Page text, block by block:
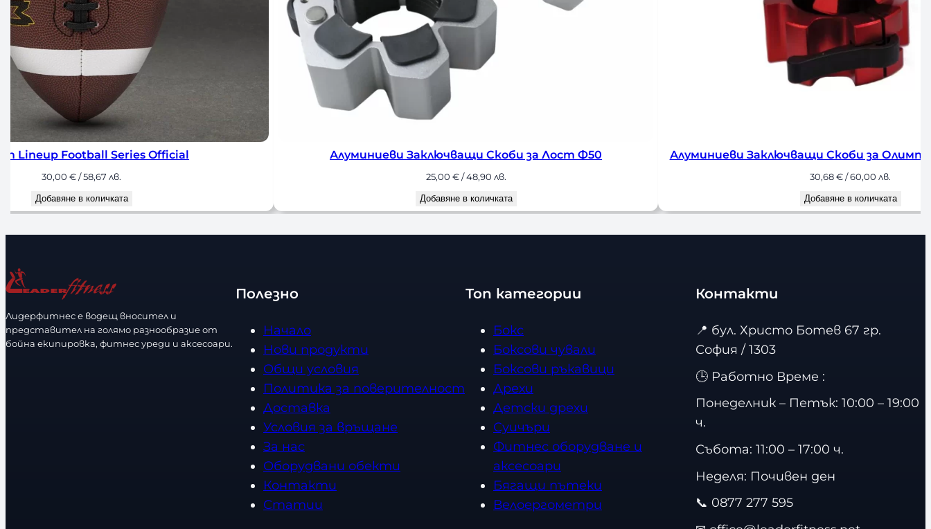
Алуминиеви Заключващи Скоби за Лост Ф50 Алуминиеви Заключващи Скоби за Олимпийски Лост 50 мм
Лидерфитнес е водещ вносител и
представител на голямо разнообразие от
бойна екипировка, фитнес уреди и аксесоари.
Полезно
Начало
Нови продукти
Общи условия
Политика за поверителност
Доставка
Условия за връщане
За нас
Оборудвани обекти
Контакти
Статии
Топ категории
Бокс
Боксови чували
Боксови ръкавици
Дрехи
Детски дрехи
Суичъри
Фитнес оборудване и
аксесоари
Бягащи пътеки
Велоергометри
Контакти
📍 бул. Христо Ботев 67 гр.
София / 1303
🕒 Работно Време :
Понеделник – Петък: 10:00 – 19:00
ч.
Събота: 11:00 – 17:00 ч.
Неделя: Почивен ден
📞 0877 277 595